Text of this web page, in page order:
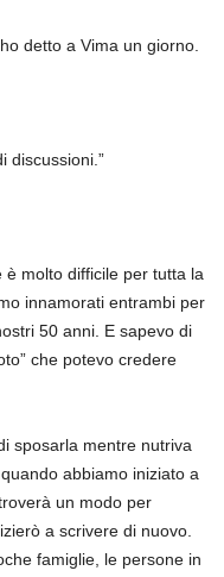
detto a Vima un giorno.
discussioni.”
è molto difficile per tutta la
innamorati entrambi per
50 anni. E sapevo di
che potevo credere
sposarla mentre nutriva
abbiamo iniziato a
un modo per
a scrivere di nuovo.
famiglie, le persone in